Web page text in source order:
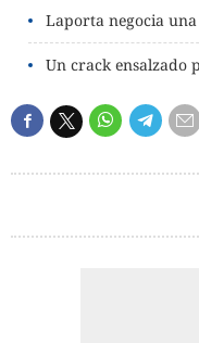
Laporta negocia
Un crack ensalzado